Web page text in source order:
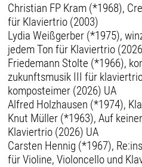
Christian FP Kram (*1968),
für Klaviertrio (2003)
Lydia Weißgerber (*1975),
jedem Ton für Klaviertrio
Friedemann Stolte (*1966),
zukunftsmusik III für
komposteimer (2026) UA
Alfred Holzhausen (*1974),
Knut Müller (*1963), Auf
Klaviertrio (2026) UA
Carsten Hennig (*1967),
für Violine, Violoncello und